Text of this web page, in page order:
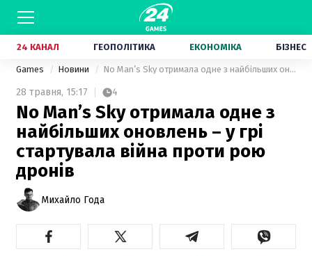
24 КАНАЛ ГЕОПОЛІТИКА ЕКОНОМІКА БІЗНЕС
Games Новини No Man’s Sky отримала одне з найбільших оновлень – у грі стартувала війна проти рою дронів
28 травня, 15:17 4
No Man’s Sky отримала одне з
найбільших оновлень – у грі
стартувала війна проти рою
дронів
Михайло Года